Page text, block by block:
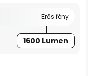
Erős fény
1600 Lumen